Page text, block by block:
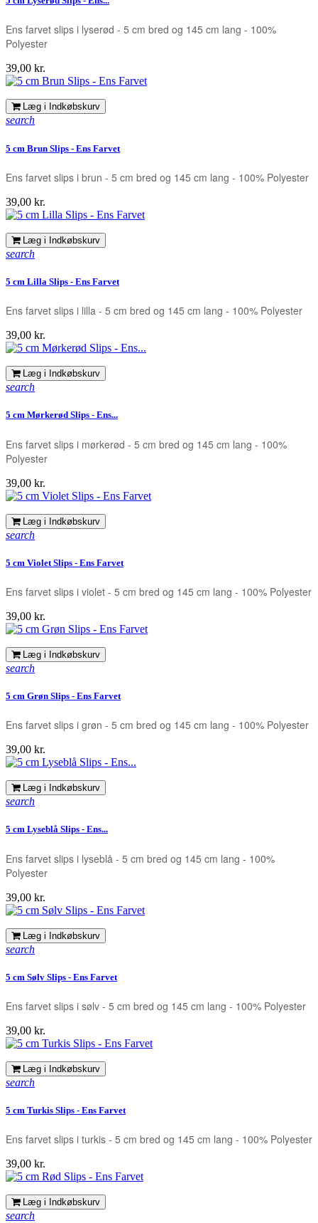
Ens farvet slips i lyserød - 5 cm bred og 145 cm lang - 100%
Polyester
Pris
39,00 kr.
Læg i Indkøbskurv
search
5 cm Brun Slips - Ens Farvet
Ens farvet slips i brun - 5 cm bred og 145 cm lang - 100% Polyester
Pris
39,00 kr.
Læg i Indkøbskurv
search
5 cm Lilla Slips - Ens Farvet
Ens farvet slips i lilla - 5 cm bred og 145 cm lang - 100% Polyester
Pris
39,00 kr.
Læg i Indkøbskurv
search
5 cm Mørkerød Slips - Ens...
Ens farvet slips i mørkerød - 5 cm bred og 145 cm lang - 100%
Polyester
Pris
39,00 kr.
Læg i Indkøbskurv
search
5 cm Violet Slips - Ens Farvet
Ens farvet slips i violet - 5 cm bred og 145 cm lang - 100% Polyester
Pris
39,00 kr.
Læg i Indkøbskurv
search
5 cm Grøn Slips - Ens Farvet
Ens farvet slips i grøn - 5 cm bred og 145 cm lang - 100% Polyester
Pris
39,00 kr.
Læg i Indkøbskurv
search
5 cm Lyseblå Slips - Ens...
Ens farvet slips i lyseblå - 5 cm bred og 145 cm lang - 100%
Polyester
Pris
39,00 kr.
Læg i Indkøbskurv
search
5 cm Sølv Slips - Ens Farvet
Ens farvet slips i sølv - 5 cm bred og 145 cm lang - 100% Polyester
Pris
39,00 kr.
Læg i Indkøbskurv
search
5 cm Turkis Slips - Ens Farvet
Ens farvet slips i turkis - 5 cm bred og 145 cm lang - 100% Polyester
Pris
39,00 kr.
Læg i Indkøbskurv
search